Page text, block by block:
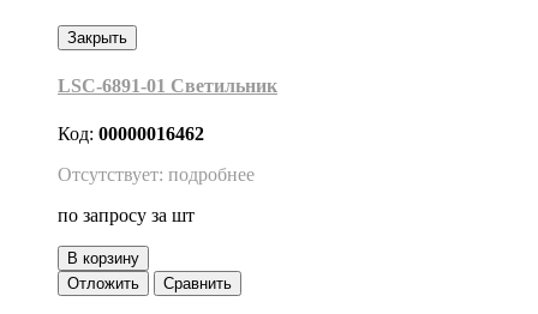
Закрыть
LSC-6891-01 Светильник
Код: 00000016462
Отсутствует: подробнее
по запросу за шт
В корзину
Отложить
Сравнить